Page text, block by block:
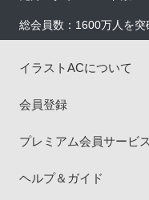
総会員数：1600万人を突
イラストACについて
会員登録
プレミアム会員サービス
ヘルプ＆ガイド